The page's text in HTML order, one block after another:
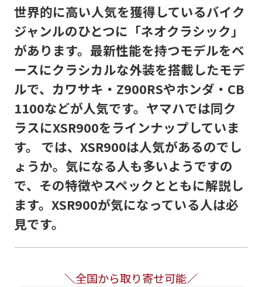
世界的に高い人気を獲得しているバイク
ジャンルのひとつに「ネオクラシック」
があります。最新性能を持つモデルをベ
ースにクラシカルな外装を搭載したモデ
ルで、カワサキ・Z900RSやホンダ・CB
1100などが人気です。ヤマハでは同ク
ラスにXSR900をラインナップしていま
す。 では、XSR900は人気があるのでし
ょうか。気になる人も多いようですの
で、その特徴やスペックとともに解説し
ます。XSR900が気になっている人は必
見です。
＼全国から取り寄せ可能／